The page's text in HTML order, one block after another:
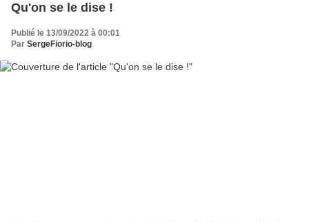
Qu'on se le dise !
Publié le 13/09/2022 à 00:01
Par SergeFiorio-blog